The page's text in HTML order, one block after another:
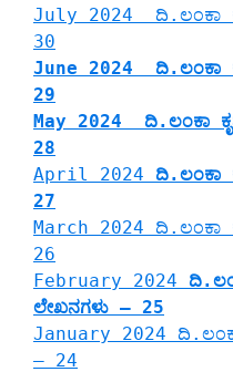
July 2024 ದಿ.ಲಂಕಾ
30
June 2024 ದಿ.ಲಂಕಾ
29
May 2024 ದಿ.ಲಂಕಾ
28
April 2024 ದಿ.ಲಂಕಾ
27
March 2024 ದಿ.ಲಂಕಾ
26
February 2024
ಲೇಖನಗಳು – 25
January 2024
– 24